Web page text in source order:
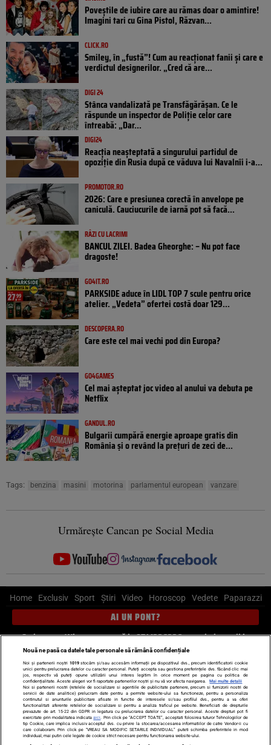
Poveştile de iubire care au rămas doar o amintire!
Imagini tari cu Gina Pistol, Răzvan...
CLICK.RO
Smiley, în „fustă”! Cum au reacționat fanii și care e
verdictul designerilor. „Cred că are...
DIGI 24
Stânca vandalizată pe Transfăgărășan. Ce le
răspunde un inspector de Poliție celor care
întreabă: „Dar...
DIGI24
Reacția neașteptată a singurului partidul de
opoziţie din Rusia după ce văduva lui Navalnîi i-a...
PROMOTOR.RO
2026: Care e presiunea corectă în anvelope pe
caniculă. Cauciucurile de iarnă pot să facă...
RÂZI CU LACRIMI
BANCUL ZILEI. Badea Gheorghe: – Nu pot face
dragoste!
GO4IT.RO
PARKSIDE aduce în LIDL TOP 7 scule pentru orice
atelier. „Vedeta” ofertei costă doar 129...
DESCOPERA.RO
Care este cel mai vechi pod din Europa?
GO4GAMES
Cel mai așteptat joc video al anului va debuta pe
Netflix
GANDUL.RO
Bulgarii cumpără energie aproape gratis din
România și o revând la prețuri de zeci de...
Tags: benzina masini motorina parlamentul european vanzare
Urmărește Cancan pe Social Media
Home Exclusiv Sport Știri Video Horoscop Vedete Paparazzi
AI UN PONT?
Scrie-ne pe Whatsapp, sună la 0741226226 sau trimite mail la
pont@cancan.ro
Știri interne Știri externe
Politică
Ultimele stiri
Diete Insula Iubirii Dictionar de vise
LIFE STYLE
Horoscop
Echipa editorială
Termeni si condiții
Politica de confidențialitate
Nouă ne pasă ca datele tale personale să rămână confidențiale
Noi și partenerii noștri 1019stocăm și/sau accesăm informații pe dispozitivul dvs., precum identificatorii cookie
unici pentru prelucrarea datelor cu caracter personal. Puteți accepta sau gestiona preferințele dvs. făcând clic mai
jos, respectiv vă puteți opune utilizării unui interes legitim în orice moment pe pagina cu politica de
confidențialitate. Aceste alegeri vor fi raportate partenerilor noștri și nu vă vor afecta navigarea.
Mai multe detalii
Noi si partenerii nostri (retelele de socializare si agentiile de publicitate partenere, precum si furnizorii nostri de
servicii de date analitice) prelucram date pentru a permite website-ului sa functioneze, pentru a personaliza
continutul si anunturile publicitare afisate in functie de interesele si/sau profilul dvs., pentru a va oferi
functionalitati aferente retelelor de socializare si pentru a analiza traficul pe website. Beneficiati de drepturile
prevazute de art. 15-22 din GDPR in legatura cu prelucrarea datelor cu caracter personal. Aceste drepturi pot fi
exercitate prin modalitatea indicataaici . Prin click pe “ACCEPT TOATE”, acceptati folosirea tuturor Tehnologiilor de
tip Cookie, care implica inclusiv acceptul dvs. cu privire la stocarea/accesarea informatiilor de catre Vendor-ii cu
care colaboram. Prin click pe “VREAU SA MODIFIC SETARILE INDIVIDUAL” puteti schimba preferintele in mod
individual, mai putin cele legate de cookie strict necesare pentru functionarea website-ului.